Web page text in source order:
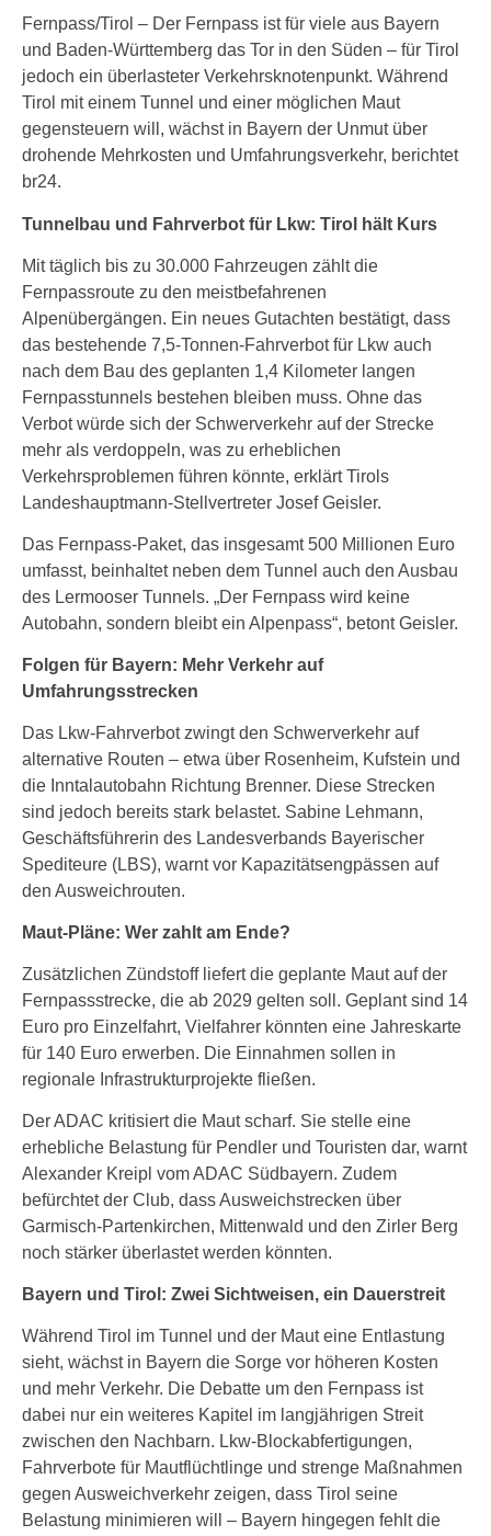
Fernpass/Tirol – Der Fernpass ist für viele aus Bayern
und Baden-Württemberg das Tor in den Süden – für Tirol
jedoch ein überlasteter Verkehrsknotenpunkt. Während
Tirol mit einem Tunnel und einer möglichen Maut
gegensteuern will, wächst in Bayern der Unmut über
drohende Mehrkosten und Umfahrungsverkehr, berichtet
br24.
Tunnelbau und Fahrverbot für Lkw: Tirol hält Kurs
Mit täglich bis zu 30.000 Fahrzeugen zählt die
Fernpassroute zu den meistbefahrenen
Alpenübergängen. Ein neues Gutachten bestätigt, dass
das bestehende 7,5-Tonnen-Fahrverbot für Lkw auch
nach dem Bau des geplanten 1,4 Kilometer langen
Fernpasstunnels bestehen bleiben muss. Ohne das
Verbot würde sich der Schwerverkehr auf der Strecke
mehr als verdoppeln, was zu erheblichen
Verkehrsproblemen führen könnte, erklärt Tirols
Landeshauptmann-Stellvertreter Josef Geisler.
Das Fernpass-Paket, das insgesamt 500 Millionen Euro
umfasst, beinhaltet neben dem Tunnel auch den Ausbau
des Lermooser Tunnels. „Der Fernpass wird keine
Autobahn, sondern bleibt ein Alpenpass“, betont Geisler.
Folgen für Bayern: Mehr Verkehr auf
Umfahrungsstrecken
Das Lkw-Fahrverbot zwingt den Schwerverkehr auf
alternative Routen – etwa über Rosenheim, Kufstein und
die Inntalautobahn Richtung Brenner. Diese Strecken
sind jedoch bereits stark belastet. Sabine Lehmann,
Geschäftsführerin des Landesverbands Bayerischer
Spediteure (LBS), warnt vor Kapazitätsengpässen auf
den Ausweichrouten.
Maut-Pläne: Wer zahlt am Ende?
Zusätzlichen Zündstoff liefert die geplante Maut auf der
Fernpassstrecke, die ab 2029 gelten soll. Geplant sind 14
Euro pro Einzelfahrt, Vielfahrer könnten eine Jahreskarte
für 140 Euro erwerben. Die Einnahmen sollen in
regionale Infrastrukturprojekte fließen.
Der ADAC kritisiert die Maut scharf. Sie stelle eine
erhebliche Belastung für Pendler und Touristen dar, warnt
Alexander Kreipl vom ADAC Südbayern. Zudem
befürchtet der Club, dass Ausweichstrecken über
Garmisch-Partenkirchen, Mittenwald und den Zirler Berg
noch stärker überlastet werden könnten.
Bayern und Tirol: Zwei Sichtweisen, ein Dauerstreit
Während Tirol im Tunnel und der Maut eine Entlastung
sieht, wächst in Bayern die Sorge vor höheren Kosten
und mehr Verkehr. Die Debatte um den Fernpass ist
dabei nur ein weiteres Kapitel im langjährigen Streit
zwischen den Nachbarn. Lkw-Blockabfertigungen,
Fahrverbote für Mautflüchtlinge und strenge Maßnahmen
gegen Ausweichverkehr zeigen, dass Tirol seine
Belastung minimieren will – Bayern hingegen fehlt die